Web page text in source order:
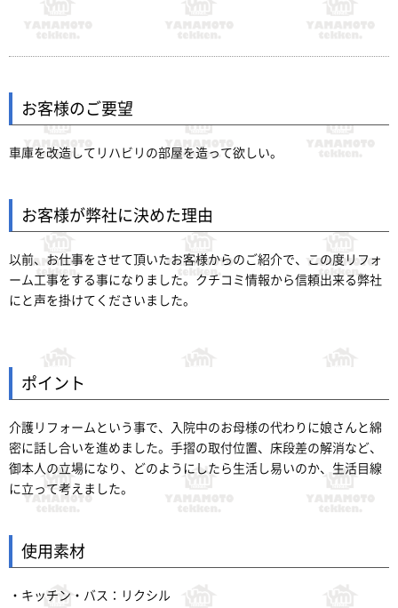
お客様のご要望
車庫を改造してリハビリの部屋を造って欲しい。
お客様が弊社に決めた理由
以前、お仕事をさせて頂いたお客様からのご紹介で、この度リフォ
ーム工事をする事になりました。クチコミ情報から信頼出来る弊社
にと声を掛けてくださいました。
ポイント
介護リフォームという事で、入院中のお母様の代わりに娘さんと綿
密に話し合いを進めました。手摺の取付位置、床段差の解消など、
御本人の立場になり、どのようにしたら生活し易いのか、生活目線
に立って考えました。
使用素材
・キッチン・バス：リクシル